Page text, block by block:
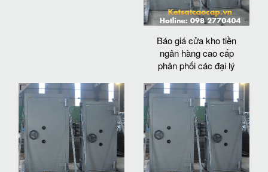
Báo giá cửa kho tiền
ngân hàng cao cấp
phân phối các đại lý